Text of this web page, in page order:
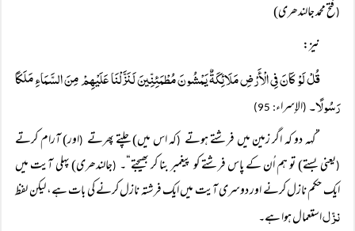
(فتح محمد جالندھری)
نیز:
قُلْ لَوْ کَانَ فِی الْأَرْضِ مَلَائِکَةٌ یَمْشُونَ مُطْمَئِنِّینَ لَنَزَّلْنَا عَلَیْہِمْ مِنَ السَّمَاءِ مَلَکًا
رَسُولًا۔ (الإسراء: 95)
”کہہ دو کہ اگر زمین میں فرشتے ہوتے (کہ اس میں) چلتے پھرتے (اور) آرام کرتے
(یعنی بستے) تو ہم اُن کے پاس فرشتے کو پیغمبر بنا کر بھیجتے“۔ (جالندھری) پہلی آیت میں
ایک حکم نازل کرنے اور دوسری آیت میں ایک فرشتہ نازل کرنے کی بات ہے، لیکن لفظ
نزّلاستعمال ہوا ہے۔